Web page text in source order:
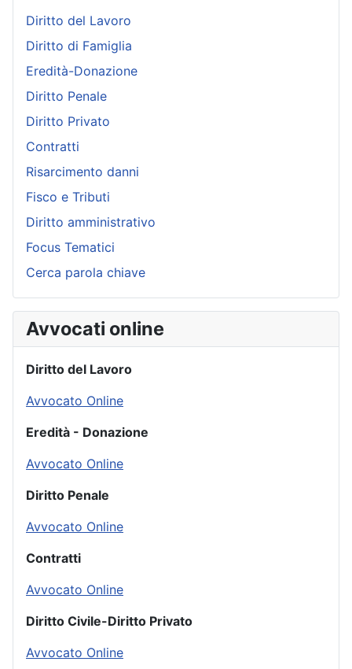
Diritto del Lavoro
Diritto di Famiglia
Eredità-Donazione
Diritto Penale
Diritto Privato
Contratti
Risarcimento danni
Fisco e Tributi
Diritto amministrativo
Focus Tematici
Cerca parola chiave
Avvocati online
Diritto del Lavoro
Avvocato Online
Eredità - Donazione
Avvocato Online
Diritto Penale
Avvocato Online
Contratti
Avvocato Online
Diritto Civile-Diritto Privato
Avvocato Online